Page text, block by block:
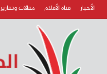
الأخبار قناة الأفلام مقالات وتقارير